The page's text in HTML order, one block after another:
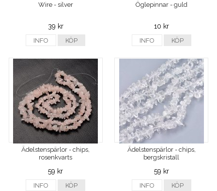
Wire - silver
39 kr
INFO KÖP
Öglepinnar - guld
10 kr
INFO KÖP
Ädelstenspärlor - chips,
rosenkvarts
59 kr
INFO KÖP
Ädelstenspärlor - chips,
bergskristall
59 kr
INFO KÖP